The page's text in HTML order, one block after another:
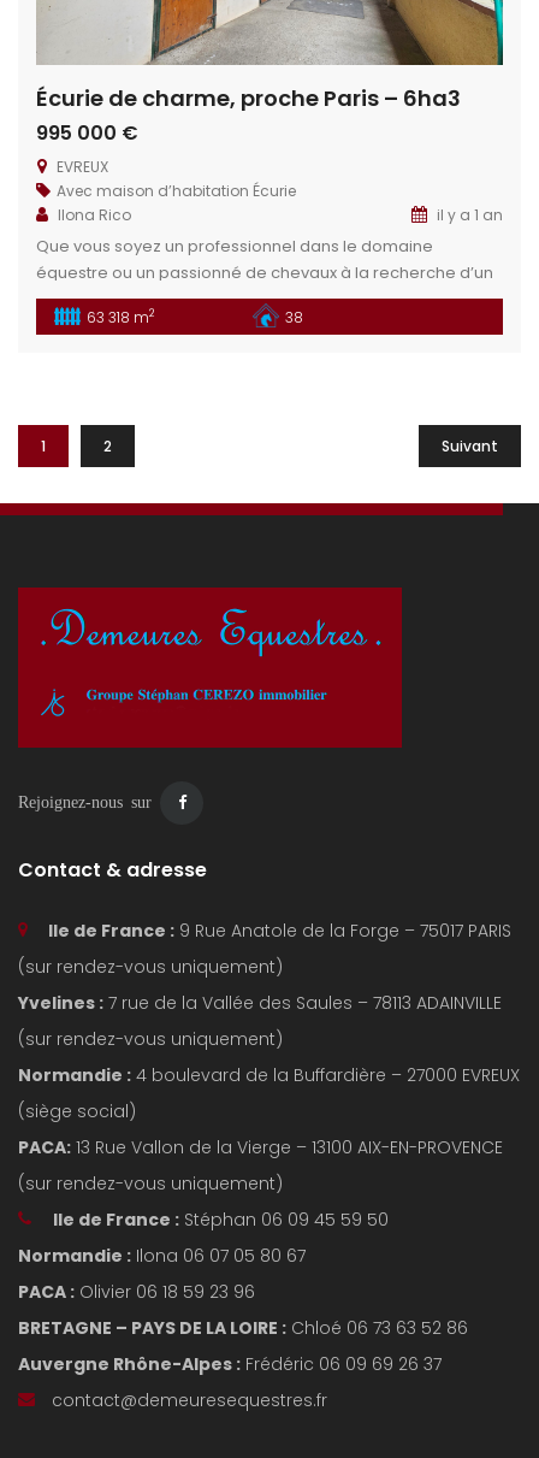
Écurie de charme, proche Paris – 6ha3
995 000 €
EVREUX
Avec maison d’habitation Écurie
Ilona Rico
il y a 1 an
Que vous soyez un professionnel dans le domaine
équestre ou un passionné de chevaux à la recherche d’un
havre personnel, cette propriété saura répondre à vos
attentes avec élégance et efficacité. Cette propriété est
63 318 m2 38
1 2 Suivant
Rejoignez-nous sur
Contact & adresse
Ile de France : 9 Rue Anatole de la Forge – 75017 PARIS
(sur rendez-vous uniquement)
Yvelines : 7 rue de la Vallée des Saules – 78113 ADAINVILLE
(sur rendez-vous uniquement)
Normandie : 4 boulevard de la Buffardière – 27000 EVREUX
(siège social)
PACA: 13 Rue Vallon de la Vierge – 13100 AIX-EN-PROVENCE
(sur rendez-vous uniquement)
Ile de France : Stéphan 06 09 45 59 50
Normandie : Ilona 06 07 05 80 67
PACA : Olivier 06 18 59 23 96
BRETAGNE – PAYS DE LA LOIRE : Chloé 06 73 63 52 86
Auvergne Rhône-Alpes : Frédéric 06 09 69 26 37
contact@demeuresequestres.fr